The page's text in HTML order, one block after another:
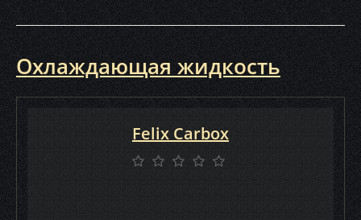
Охлаждающая жидкость
Felix Carbox